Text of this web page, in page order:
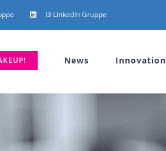
I3 LinkedIn Gruppe
News Innovation